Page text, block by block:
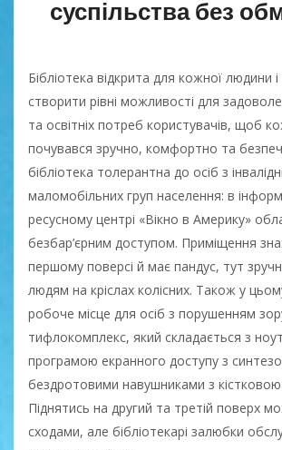
суспільства без
Бібліотека відкрита для кожної людини
створити рівні можливості для
та освітніх потреб користувачів, щоб
почувався зручно, комфортно та
бібліотека толерантна до осіб з
маломобільних груп населення: в
ресусному центрі «Вікно в Америку»
безбар’єрним доступом. Приміщення
першому поверсі й має пандус, тут
людям на кріслах колісних. Також у цьому
робоче місце для осіб з порушенням
тифлокомплекс, який складається з
програмою екранного доступу з
бездротовими навушниками з кістковою
Піднятись на другий та третій поверх
сходами, але бібліотекарі залюбки